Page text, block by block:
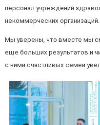
персонал учреждений
некоммерческих организаций.
Мы уверены, что вместе мы
еще больших результатов и
с ними счастливых семей